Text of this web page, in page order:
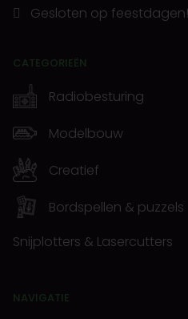
Gesloten op feestdagen!
CATEGORIEËN
Radiobesturing
Modelbouw
Creatief
Bordspellen & puzzels
Snijplotters & Lasercutters
NAVIGATIE